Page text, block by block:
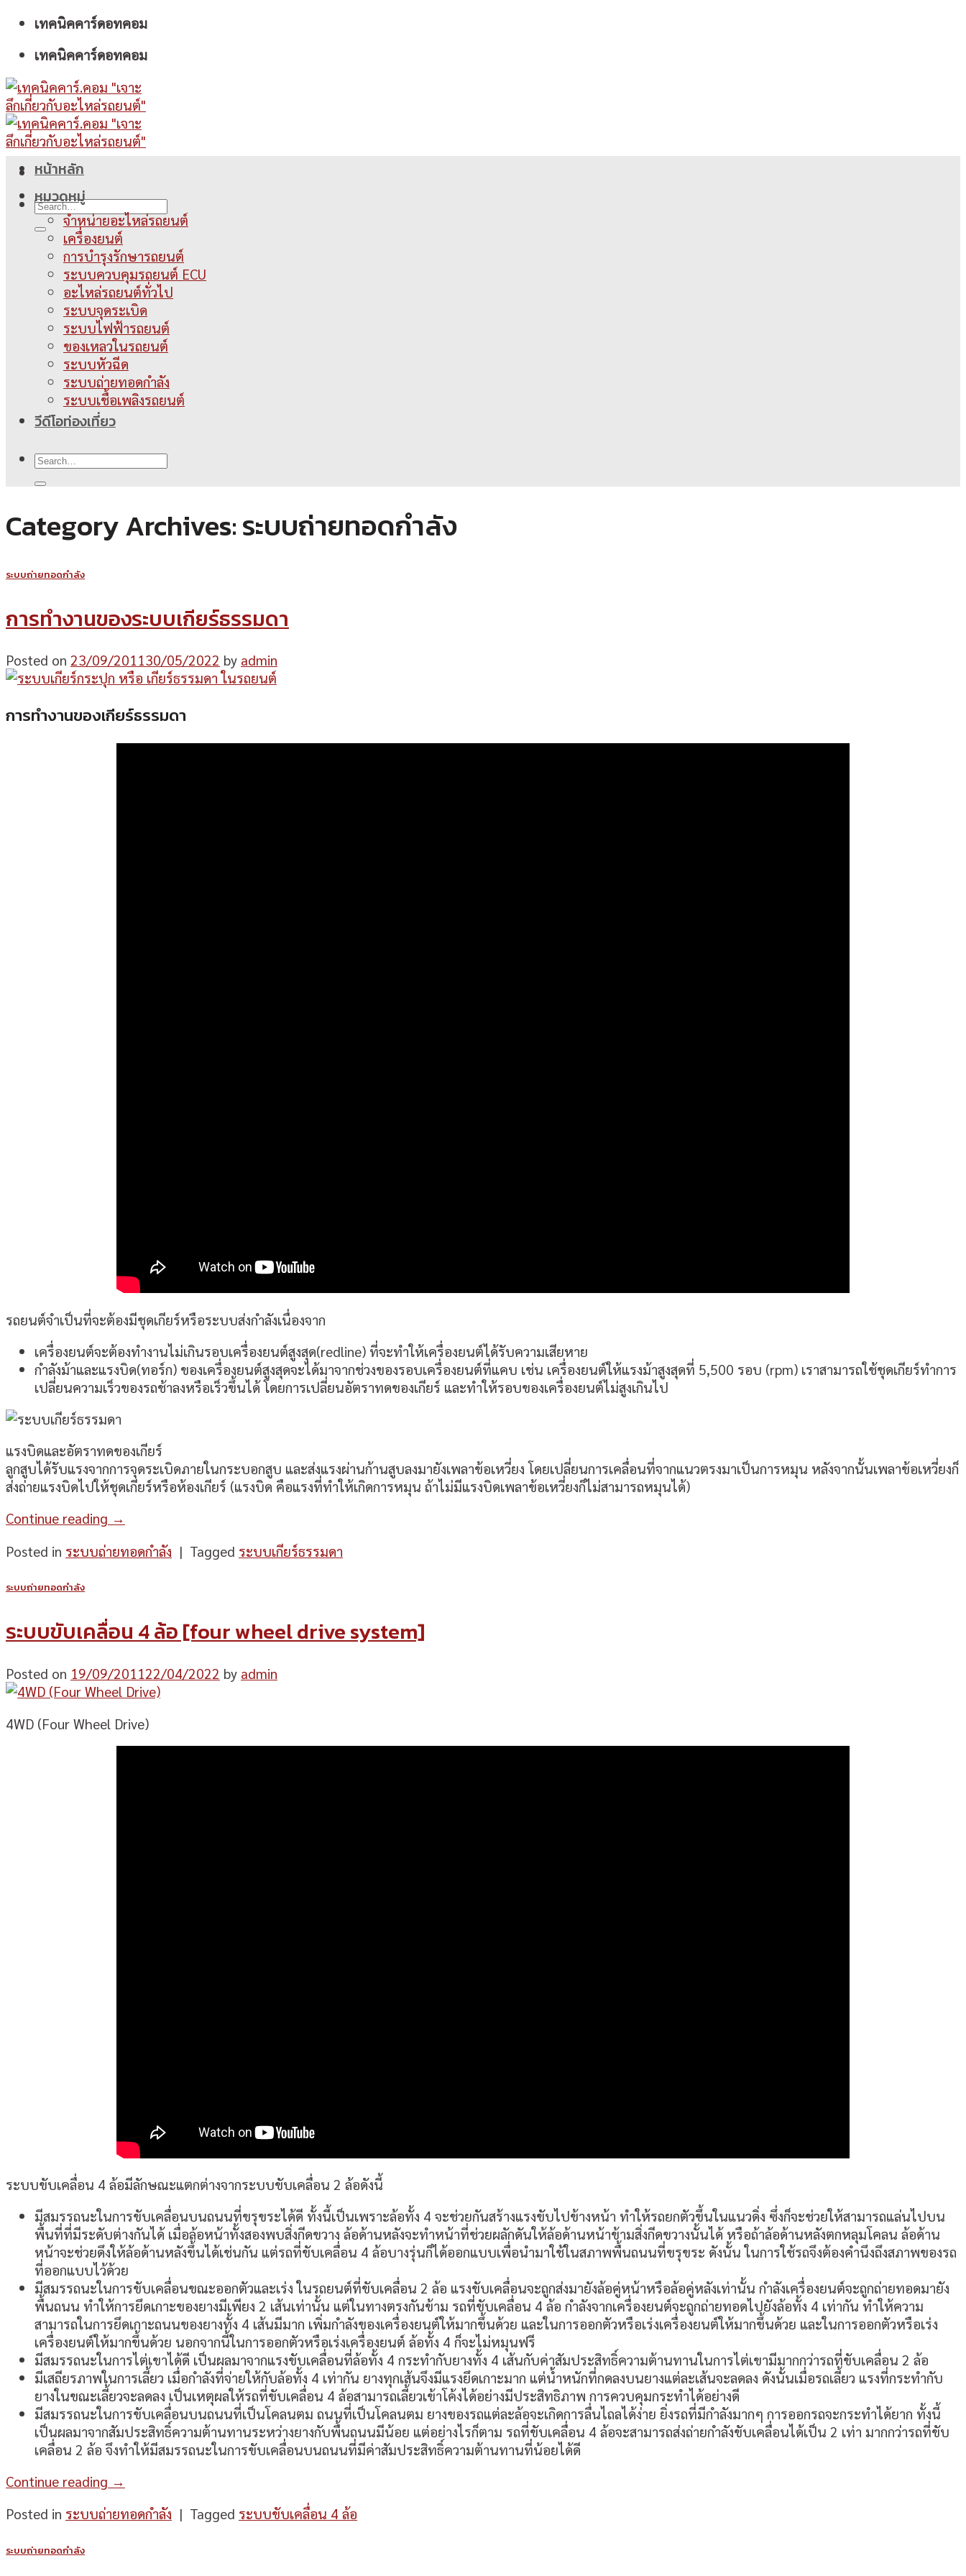
Skip
content
เทคนิคคาร์ดอทคอม
เทคนิคคาร์ดอทคอม
หน้าหลัก
หมวดหมู่
จำหน่ายอะไหล่รถยนต์
เครื่องยนต์
การบำรุงรักษารถยนต์
ระบบควบคุมรถยนต์ ECU
อะไหล่รถยนต์ทั่วไป
ระบบจุดระเบิด
ระบบไฟฟ้ารถยนต์
ของเหลวในรถยนต์
ระบบหัวฉีด
ระบบถ่ายทอดกำลัง
ระบบเชื้อเพลิงรถยนต์
วีดีโอท่องเที่ยว
Category Archives:ระบบถ่ายทอดกำลัง
ระบบถ่ายทอดกำลัง
การทำงานของระบบเกียร์ธรรมดา
Posted on 23/09/201130/05/2022 by admin
การทำงานของเกียร์ธรรมดา
รถยนต์จำเป็นที่จะต้องมีชุดเกียร์หรือระบบส่งกำลังเนื่องจาก
เครื่องยนต์จะต้องทำงานไม่เกินรอบเครื่องยนต์สูงสุด(redline) ที่จะทำให้เครื่องยนต์ได้รับความเสียหาย
กำลังม้าและแรงบิด(ทอร์ก) ของเครื่องยนต์สูงสุดจะได้มาจากช่วงของรอบเครื่องยนต์ที่แคบ เช่น เครื่องยนต์ให้แรงม้าสูงสุดที่ 5,500 รอบ (rpm) เราสามารถใช้ชุดเกียร์ทำการ
เปลี่ยนความเร็วของรถช้าลงหรือเร็วขึ้นได้ โดยการเปลี่ยนอัตราทดของเกียร์ และทำให้รอบของเครื่องยนต์ไม่สูงเกินไป
แรงบิดและอัตราทดของเกียร์
ลูกสูบได้รับแรงจากการจุดระเบิดภายในกระบอกสูบ และส่งแรงผ่านก้านสูบลงมายังเพลาข้อเหวี่ยง โดยเปลี่ยนการเคลื่อนที่จากแนวตรงมาเป็นการหมุน หลังจากนั้นเพลาข้อเหวี่ยงก็
ส่งถ่ายแรงบิดไปให้ชุดเกียร์หรือห้องเกียร์ (แรงบิด คือแรงที่ทำให้เกิดการหมุน ถ้าไม่มีแรงบิดเพลาข้อเหวี่ยงก็ไม่สามารถหมุนได้)
Continue reading →
Posted in ระบบถ่ายทอดกำลัง | Tagged ระบบเกียร์ธรรมดา
ระบบถ่ายทอดกำลัง
ระบบขับเคลื่อน 4 ล้อ [four wheel drive system]
Posted on 19/09/201122/04/2022 by admin
4WD (Four Wheel Drive)
ระบบขับเคลื่อน 4 ล้อมีลักษณะแตกต่างจากระบบขับเคลื่อน 2 ล้อดังนี้
มีสมรรถนะในการขับเคลื่อนบนถนนที่ขรุขระได้ดี ทั้งนี้เป็นเพราะล้อทั้ง 4 จะช่วยกันสร้างแรงขับไปข้างหน้า ทำให้รถยกตัวขึ้นในแนวดิ่ง ซึ่งก็จะช่วยให้สามารถแล่นไปบน
พื้นที่ที่มีระดับต่างกันได้ เมื่อล้อหน้าทั้งสองพบสิ่งกีดขวาง ล้อด้านหลังจะทำหน้าที่ช่วยผลักดันให้ล้อด้านหน้าข้ามสิ่งกีดขวางนั้นได้ หรือถ้าล้อด้านหลังตกหลุมโคลน ล้อด้าน
หน้าจะช่วยดึงให้ล้อด้านหลังขึ้นได้เช่นกัน แต่รถที่ขับเคลื่อน 4 ล้อบางรุ่นก็ได้ออกแบบเพื่อนำมาใช้ในสภาพพื้นถนนที่ขรุขระ ดังนั้น ในการใช้รถจึงต้องคำนึงถึงสภาพของรถ
ที่ออกแบบไว้ด้วย
มีสมรรถนะในการขับเคลื่อนขณะออกตัวและเร่ง ในรถยนต์ที่ขับเคลื่อน 2 ล้อ แรงขับเคลื่อนจะถูกส่งมายังล้อคู่หน้าหรือล้อคู่หลังเท่านั้น กำลังเครื่องยนต์จะถูกถ่ายทอดมายัง
พื้นถนน ทำให้การยึดเกาะของยางมีเพียง 2 เส้นเท่านั้น แต่ในทางตรงกันข้าม รถที่ขับเคลื่อน 4 ล้อ กำลังจากเครื่องยนต์จะถูกถ่ายทอดไปยังล้อทั้ง 4 เท่ากัน ทำให้ความ
สามารถในการยึดเกาะถนนของยางทั้ง 4 เส้นมีมาก เพิ่มกำลังของเครื่องยนต์ให้มากขึ้นด้วย และในการออกตัวหรือเร่งเครื่องยนต์ให้มากขึ้นด้วย และในการออกตัวหรือเร่ง
เครื่องยนต์ให้มากขึ้นด้วย นอกจากนี้ในการออกตัวหรือเร่งเครื่องยนต์ ล้อทั้ง 4 ก็จะไม่หมุนฟรี
มีสมรรถนะในการไต่เขาได้ดี เป็นผลมาจากแรงขับเคลื่อนที่ล้อทั้ง 4 กระทำกับยางทั้ง 4 เส้นกับค่าสัมประสิทธิ์ความต้านทานในการไต่เขามีมากกว่ารถที่ขับเคลื่อน 2 ล้อ
มีเสถียรภาพในการเลี้ยว เมื่อกำลังที่จ่ายให้กับล้อทั้ง 4 เท่ากัน ยางทุกเส้นจึงมีแรงยึดเกาะมาก แต่น้ำหนักที่กดลงบนยางแต่ละเส้นจะลดลง ดังนั้นเมื่อรถเลี้ยว แรงที่กระทำกับ
ยางในขณะเลี้ยวจะลดลง เป็นเหตุผลให้รถที่ขับเคลื่อน 4 ล้อสามารถเลี้ยวเข้าโค้งได้อย่างมีประสิทธิภาพ การควบคุมกระทำได้อย่างดี
มีสมรรถนะในการขับเคลื่อนบนถนนที่เป็นโคลนตม ถนนที่เป็นโคลนตม ยางของรถแต่ละล้อจะเกิดการลื่นไถลได้ง่าย ยิ่งรถที่มีกำลังมากๆ การออกรถจะกระทำได้ยาก ทั้งนี้
เป็นผลมาจากสัมประสิทธิ์ความต้านทานระหว่างยางกับพื้นถนนมีน้อย แต่อย่างไรก็ตาม รถที่ขับเคลื่อน 4 ล้อจะสามารถส่งถ่ายกำลังขับเคลื่อนได้เป็น 2 เท่า มากกว่ารถที่ขับ
เคลื่อน 2 ล้อ จึงทำให้มีสมรรถนะในการขับเคลื่อนบนถนนที่มีค่าสัมประสิทธิ์ความต้านทานที่น้อยได้ดี
Continue reading →
Posted in ระบบถ่ายทอดกำลัง | Tagged ระบบขับเคลื่อน 4 ล้อ
ระบบถ่ายทอดกำลัง